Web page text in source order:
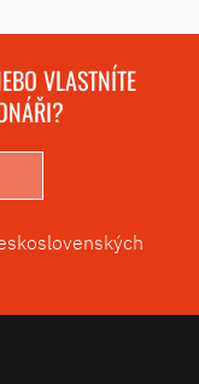
VLASTNÍTE